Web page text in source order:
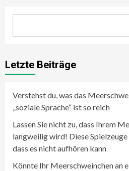
Letzte Beiträge
Verstehst du, was das
„soziale Sprache“ ist so reich
Lassen Sie nicht zu, dass Ihrem
langweilig wird! Diese
dass es nicht aufhören kann
Könnte Ihr Meerschweinchen an